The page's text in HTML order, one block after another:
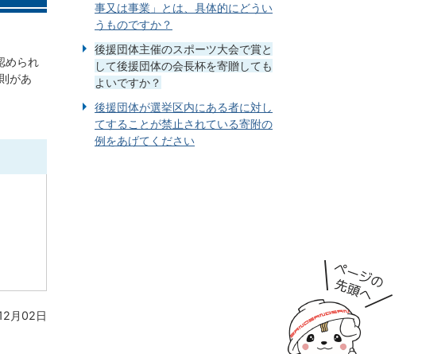
められ
があ
月02日
事又は事業」とは、具体的にどうい
うものですか？
後援団体主催のスポーツ大会で賞と
して後援団体の会長杯を寄贈しても
よいですか？
後援団体が選挙区内にある者に対し
てすることが禁止されている寄附の
例をあげてください